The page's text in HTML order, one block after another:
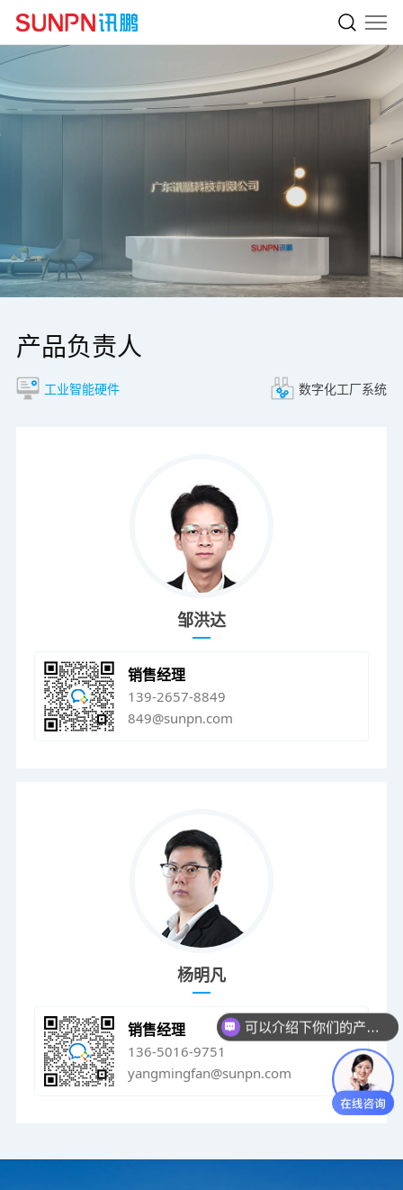
产品负责人
工业智能硬件 数字化工厂系统
邹洪达
销售经理
139-2657-8849
849@sunpn.com
杨明凡
销售经理
136-5016-9751
yangmingfan@sunpn.com
可以介绍下你们的产品么？